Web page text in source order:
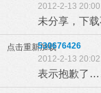
2012-2-13
未分享，下载
点击重新加载530676426
2012-2-13
表示抱歉了